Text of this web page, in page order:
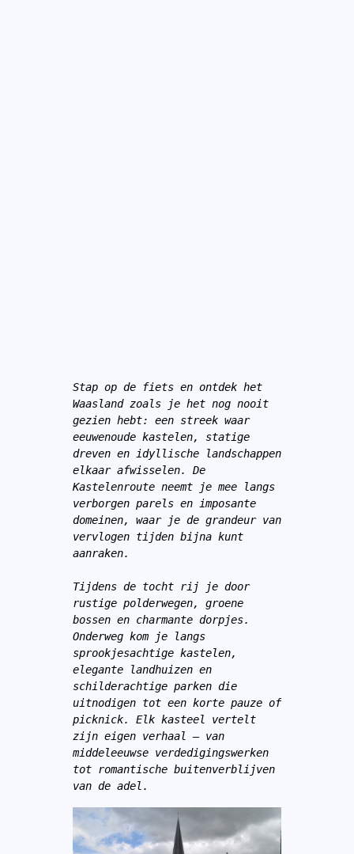
Stap op de fiets en ontdek het
Waasland zoals je het nog nooit
gezien hebt: een streek waar
eeuwenoude kastelen, statige
dreven en idyllische landschappen
elkaar afwisselen. De
Kastelenroute neemt je mee langs
verborgen parels en imposante
domeinen, waar je de grandeur van
vervlogen tijden bijna kunt
aanraken.
Tijdens de tocht rij je door
rustige polderwegen, groene
bossen en charmante dorpjes.
Onderweg kom je langs
sprookjesachtige kastelen,
elegante landhuizen en
schilderachtige parken die
uitnodigen tot een korte pauze of
picknick. Elk kasteel vertelt
zijn eigen verhaal – van
middeleeuwse verdedigingswerken
tot romantische buitenverblijven
van de adel.